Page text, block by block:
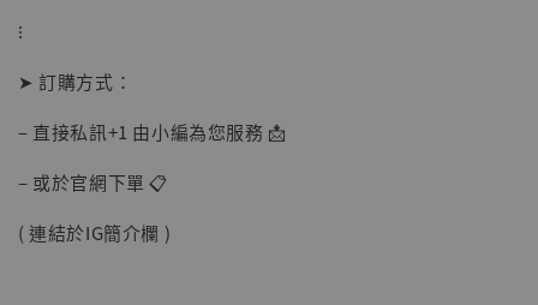
⁝
➤ 訂購方式：
– 直接私訊+1 由小編為您服務 📩
– 或於官網下單 📋
( 連結於IG簡介欄 )